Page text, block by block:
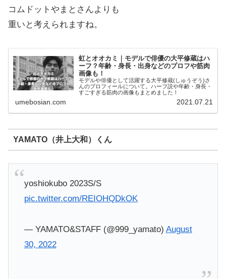
コムドットやまとさんよりも
重いと考えられますね。
虹とオオカミ｜モデルで俳優の大平修蔵はハ
ーフ？年齢・身長・出身などのプロフや筋肉
画像も！
モデルや俳優として活躍する大平修蔵(しゅうぞう)さ
んのプロフィールについて。ハーフ説や年齢・身長・
すごすぎる筋肉の画像もまとめました！
umebosian.com 2021.07.21
YAMATO（井上大和）くん
yoshiokubo 2023S/S
pic.twitter.com/REIOHQDkOK
— YAMATO&STAFF (@999_yamato) August
30, 2022